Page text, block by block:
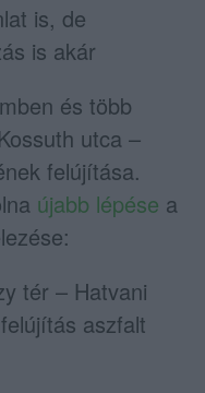
is, de
is akár
és több
utca –
felújítása.
újabb lépése a
tér – Hatvani
aszfalt